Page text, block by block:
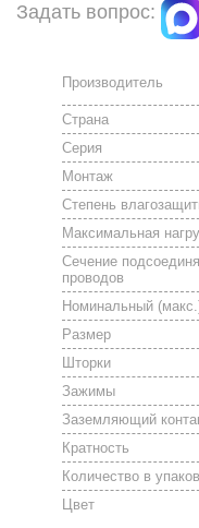
Задать вопрос:
Производитель
Страна
Серия
Монтаж
Степень
Максимальная
Сечение
проводов
Номинальный
Размер
Шторки
Зажимы
Заземляющий
Кратность
Количество в
Цвет